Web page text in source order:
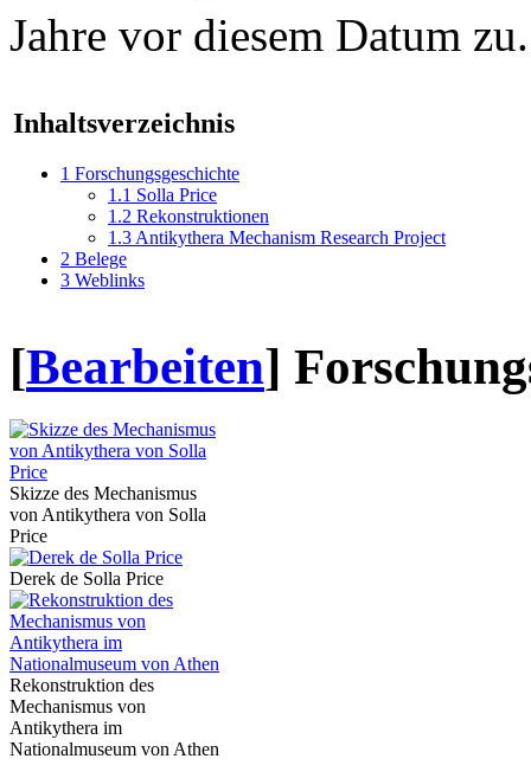
Jahre vor diesem Datum zu.
Inhaltsverzeichnis
1 Forschungsgeschichte
1.1 Solla Price
1.2 Rekonstruktionen
1.3 Antikythera Mechanism Research Project
2 Belege
3 Weblinks
[Bearbeiten]
Skizze des Mechanismus
von Antikythera von Solla
Price
Derek de Solla Price
Rekonstruktion des
Mechanismus von
Antikythera im
Nationalmuseum von Athen